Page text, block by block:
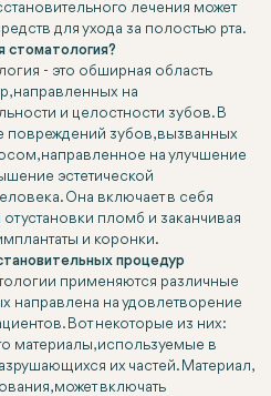
лечения может
для ухода за полостью рта.
стоматология?
- это обширная область
направленных на
и целостности зубов. В
повреждений зубов, вызванных
направленное на улучшение
эстетической
Она включает в себя
установки пломб и заканчивая
и коронки.
процедур
применяются различные
направлена на удовлетворение
Вот некоторые из них:
материалы, используемые в
их частей. Материал,
может включать